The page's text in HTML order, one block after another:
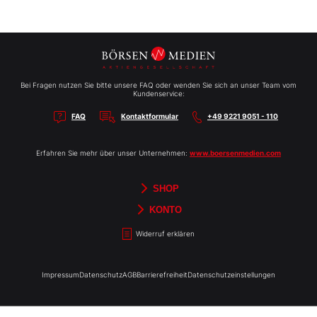
Bei Fragen nutzen Sie bitte unsere FAQ oder wenden Sie sich an unser Team vom
Kundenservice:
FAQ Kontaktformular +49 9221 9051 - 110
Erfahren Sie mehr über unser Unternehmen: www.boersenmedien.com
SHOP
Börsenbriefe
Aktien-Reports
HEBELTRADER
TradingDay
Newsletter
Merchandise
Gutscheine
KONTO
Widerruf erklären
ImpressumDatenschutzAGBBarrierefreiheitDatenschutzeinstellungen